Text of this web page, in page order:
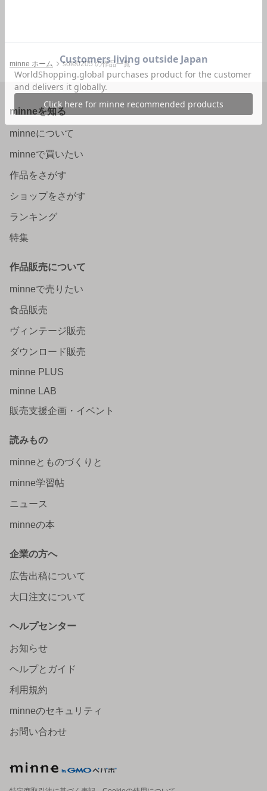
minne ホーム sole0205 の作品一覧
minneを知る
minneについて
minneで買いたい
作品をさがす
ショップをさがす
ランキング
特集
作品販売について
minneで売りたい
食品販売
ヴィンテージ販売
ダウンロード販売
minne PLUS
minne LAB
販売支援企画・イベント
読みもの
minneとものづくりと
minne学習帖
ニュース
minneの本
企業の方へ
広告出稿について
大口注文について
ヘルプセンター
お知らせ
ヘルプとガイド
利用規約
minneのセキュリティ
お問い合わせ